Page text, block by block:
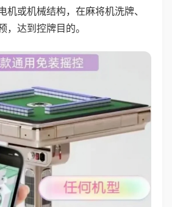
机或机械结构，在麻将机洗牌、
，达到控牌目的。